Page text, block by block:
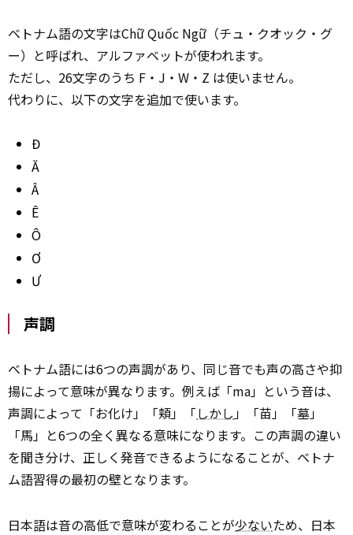
ベトナム語の文字はChữ Quốc Ngữ（チュ・クオック・グ
ー）と呼ばれ、アルファベットが使われます。
ただし、26文字のうち F・J・W・Z は使いません。
代わりに、以下の文字を追加で使います。
Đ
Ă
Â
Ê
Ô
Ơ
Ư
声調
ベトナム語には6つの声調があり、同じ音でも声の高さや抑
揚によって意味が異なります。例えば「ma」という音は、
声調によって「お化け」「頬」「しかし」「苗」「墓」
「馬」と6つの全く異なる意味になります。この声調の違い
を聞き分け、正しく発音できるようになることが、ベトナ
ム語習得の最初の壁となります。
日本語は音の高低で意味が変わることが少ないため、日本